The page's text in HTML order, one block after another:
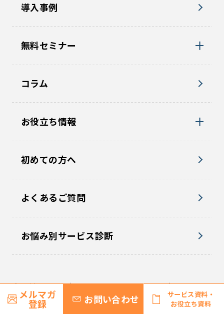
メルマガ
登録 お問い合わせ
サービス資料・
お役立ち資料
導入事例
無料セミナー
コラム
お役立ち情報
初めての方へ
よくあるご質問
お悩み別サービス診断
企業情報TOP
プライバシーポリシー
パーソナルデータ指針
個人情報の保管期間